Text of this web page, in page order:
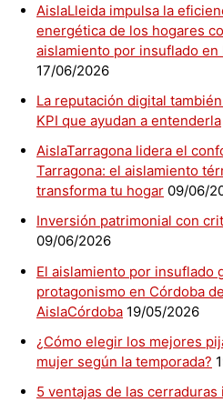
AislaLleida impulsa la
energética de los hogares
aislamiento por insuflado en
17/06/2026
La reputación digital
KPI que ayudan a entenderla
AislaTarragona lidera el
Tarragona: el aislamiento
transforma tu hogar 09/06/
Inversión patrimonial con
09/06/2026
El aislamiento por insuflado
protagonismo en Córdoba
AislaCórdoba 19/05/2026
¿Cómo elegir los mejores
mujer según la temporada?
5 ventajas de las